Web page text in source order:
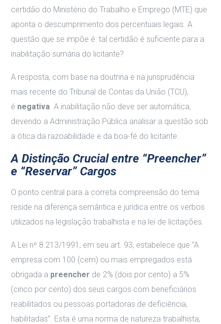
certidão do Ministério do Trabalho e Emprego (MTE) que
aponta o descumprimento dos percentuais legais. A
questão que se impõe é: tal certidão é suficiente para a
inabilitação sumária do licitante?
A resposta, com base na doutrina e na jurisprudência
mais recente do Tribunal de Contas da União (TCU),
é negativa . A inabilitação não deve ser automática,
devendo a Administração Pública analisar a questão sob
a ótica da razoabilidade e da boa-fé do licitante.
A Distinção Crucial entre “Preencher”
e “Reservar” Cargos
O ponto central para a correta compreensão do tema
reside na diferença semântica e jurídica entre os verbos
utilizados na legislação trabalhista e na lei de licitações.
A Lei nº 8.213/1991, em seu art. 93, estabelece que “A
empresa com 100 (cem) ou mais empregados está
obrigada a preencher de 2% (dois por cento) a 5%
(cinco por cento) dos seus cargos com beneficiários
reabilitados ou pessoas portadoras de deficiência,
habilitadas”. Esta é uma norma de natureza trabalhista,